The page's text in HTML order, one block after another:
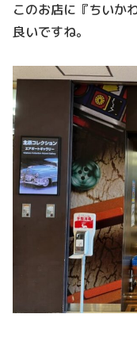
このお店に『ちいか
良いですね。